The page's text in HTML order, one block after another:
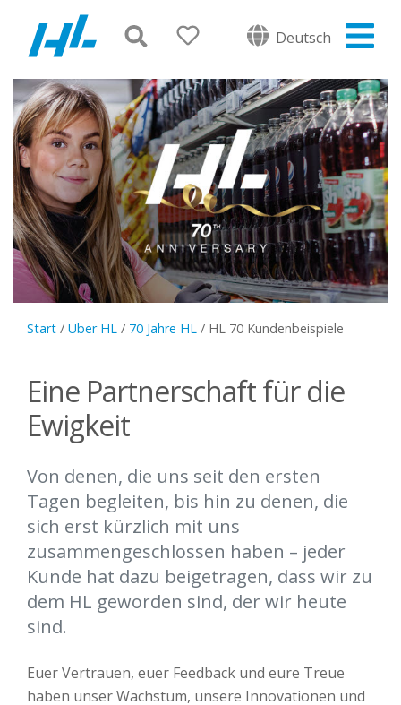
Deutsch
Start / Über HL / 70 Jahre HL / HL 70 Kundenbeispiele
Eine Partnerschaft für die
Ewigkeit
Von denen, die uns seit den ersten
Tagen begleiten, bis hin zu denen, die
sich erst kürzlich mit uns
zusammengeschlossen haben – jeder
Kunde hat dazu beigetragen, dass wir zu
dem HL geworden sind, der wir heute
sind.
Euer Vertrauen, euer Feedback und eure Treue
haben unser Wachstum, unsere Innovationen und